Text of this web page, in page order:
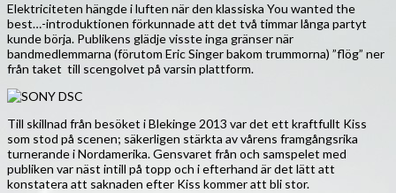
Elektriciteten hängde i luften när den klassiska You wanted the
best…-introduktionen förkunnade att det två timmar långa partyt
kunde börja. Publikens glädje visste inga gränser när
bandmedlemmarna (förutom Eric Singer bakom trummorna) ”flög” ner
från taket till scengolvet på varsin plattform.
Till skillnad från besöket i Blekinge 2013 var det ett kraftfullt Kiss
som stod på scenen; säkerligen stärkta av vårens framgångsrika
turnerande i Nordamerika. Gensvaret från och samspelet med
publiken var näst intill på topp och i efterhand är det lätt att
konstatera att saknaden efter Kiss kommer att bli stor.